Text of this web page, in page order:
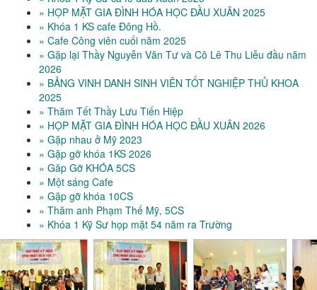
» HỌP MẶT GIA ĐÌNH HÓA HỌC ĐẦU XUÂN 2025
» Khóa 1 KS cafe Đông Hồ.
» Cafe Công viên cuối năm 2025
» Gặp lại Thầy Nguyễn Văn Tư và Cô Lê Thu Liễu đầu năm
2026
» BẢNG VINH DANH SINH VIÊN TỐT NGHIỆP THỦ KHOA
2025
» Thăm Tết Thầy Lưu Tiến Hiệp
» HỌP MẶT GIA ĐÌNH HÓA HỌC ĐẦU XUÂN 2026
» Gặp nhau ở Mỹ 2023
» Gặp gỡ khóa 1KS 2026
» Găp Gỡ KHÓA 5CS
» Một sáng Cafe
» Gặp gỡ khóa 10CS
» Thăm anh Phạm Thế Mỹ, 5CS
» Khóa 1 Kỹ Sư họp mặt 54 năm ra Trường